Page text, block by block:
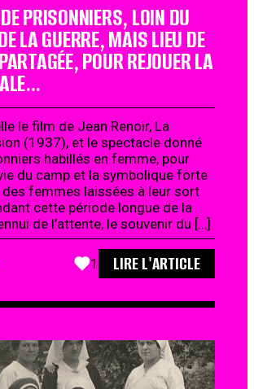
PRISONNIERS, LOIN DU
LA GUERRE, MAIS LIEU DE
POUR REJOUER LA
le film de Jean Renoir, La
(1937), et le spectacle donné
habillés en femme, pour
du camp et la symbolique forte
des femmes laissées à leur sort
cette période longue de la
de l’attente, le souvenir du […]
1 LIRE L'ARTICLE